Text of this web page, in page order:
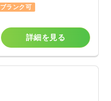
ブランク可
詳細を見る